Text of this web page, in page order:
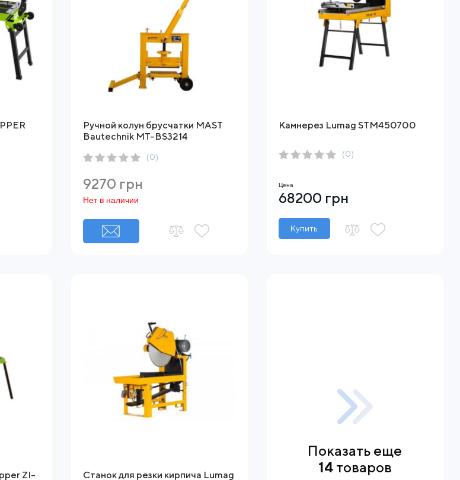
Ручной колун брусчатки MAST
Bautechnik MT-BS3214
(0)
9270 грн
Нет в наличии
Камнерез Lumag STM450700
(0)
Цена
68200 грн
Купить
ZI-
Станок для резки кирпича Lumag
Показать еще
14товаров